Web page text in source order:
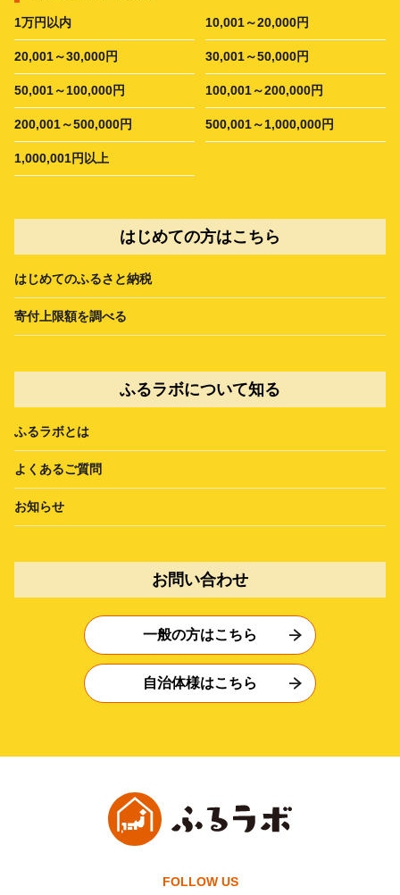
1万円以内 10,001～20,000円
20,001～30,000円 30,001～50,000円
50,001～100,000円 100,001～200,000円
200,001～500,000円 500,001～1,000,000円
1,000,001円以上
はじめての方はこちら
はじめてのふるさと納税
寄付上限額を調べる
ふるラボについて知る
ふるラボとは
よくあるご質問
お知らせ
お問い合わせ
一般の方はこちら
自治体様はこちら
FOLLOW US